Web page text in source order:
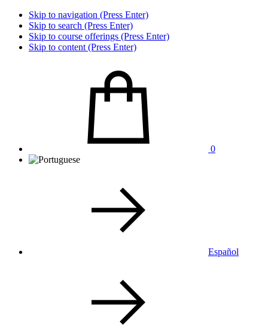
Skip to navigation (Press Enter)
Skip to search (Press Enter)
Skip to course offerings (Press Enter)
Skip to content (Press Enter)
0
Español